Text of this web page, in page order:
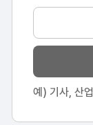
예) 기사, 산